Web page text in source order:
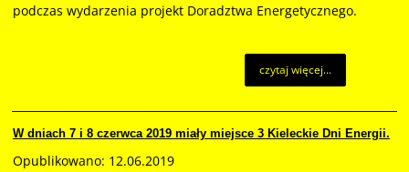
podczas wydarzenia projekt Doradztwa Energetycznego.
czytaj więcej...
W dniach 7 i 8 czerwca 2019 miały miejsce 3 Kieleckie Dni Energii.
Opublikowano: 12.06.2019